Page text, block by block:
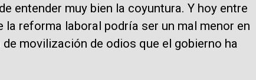
entender muy bien la coyuntura. Y hoy entre
la reforma laboral podría ser un mal menor en
movilización de odios que el gobierno ha